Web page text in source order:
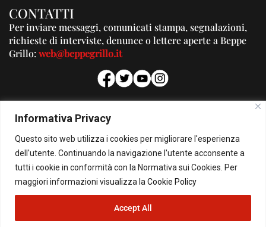
Informativa Privacy
Questo sito web utilizza i cookies per migliorare l'esperienza
dell'utente. Continuando la navigazione l'utente acconsente a
tutti i cookie in conformità con la Normativa sui Cookies. Per
maggiori informazioni visualizza la Cookie Policy
Accept All
CONTATTI
Per inviare messaggi, comunicati stampa, segnalazioni,
richieste di interviste, denunce o lettere aperte a Beppe
Grillo:web@beppegrillo.it
PUBBLICITA'
Per la tua pubblicità su questo Blog:
pubblicita@beppegrillo.it
© Copyright 2026 - Il Blog di Beppe Grillo. All Rights Reserved - Powered by
happygrafic.com